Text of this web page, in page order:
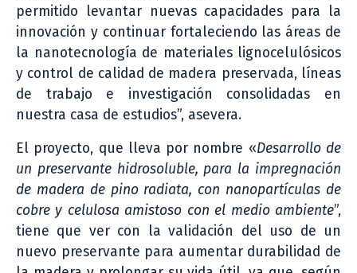
permitido levantar nuevas capacidades para la
innovación y continuar fortaleciendo las áreas de
la nanotecnología de materiales lignocelulósicos
y control de calidad de madera preservada, líneas
de trabajo e investigación consolidadas en
nuestra casa de estudios”, asevera.
El proyecto, que lleva por nombre «Desarrollo de
un preservante hidrosoluble, para la impregnación
de madera de pino radiata, con nanopartículas de
cobre y celulosa amistoso con el medio ambiente”,
tiene que ver con la validación del uso de un
nuevo preservante para aumentar durabilidad de